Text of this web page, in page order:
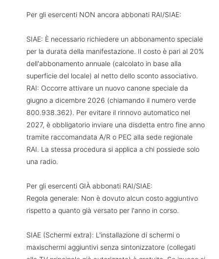
Per gli esercenti NON ancora abbonati RAI/SIAE:
SIAE: È necessario richiedere un abbonamento speciale
per la durata della manifestazione. Il costo è pari al 20%
dell'abbonamento annuale (calcolato in base alla
superficie del locale) al netto dello sconto associativo.
RAI: Occorre attivare un nuovo canone speciale da
giugno a dicembre 2026 (chiamando il numero verde
800.938.362). Per evitare il rinnovo automatico nel
2027, è obbligatorio inviare una disdetta entro fine anno
tramite raccomandata A/R o PEC alla sede regionale
RAI. La stessa procedura si applica a chi possiede solo
una radio.
Per gli esercenti GIÀ abbonati RAI/SIAE:
Regola generale: Non è dovuto alcun costo aggiuntivo
rispetto a quanto già versato per l'anno in corso.
SIAE (Schermi extra): L'installazione di schermi o
maxischermi aggiuntivi senza sintonizzatore (collegati